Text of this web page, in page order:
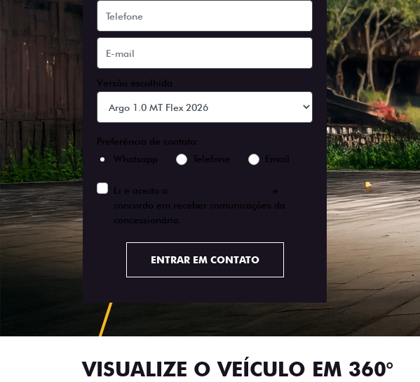
Versão escolhida
Preferência de contato:
Whatsapp
Telefone Email
Li e aceito a
e
concordo em receber comunicações da
concessionária.
ENTRAR EM CONTATO
VISUALIZE O VEÍCULO EM 360°